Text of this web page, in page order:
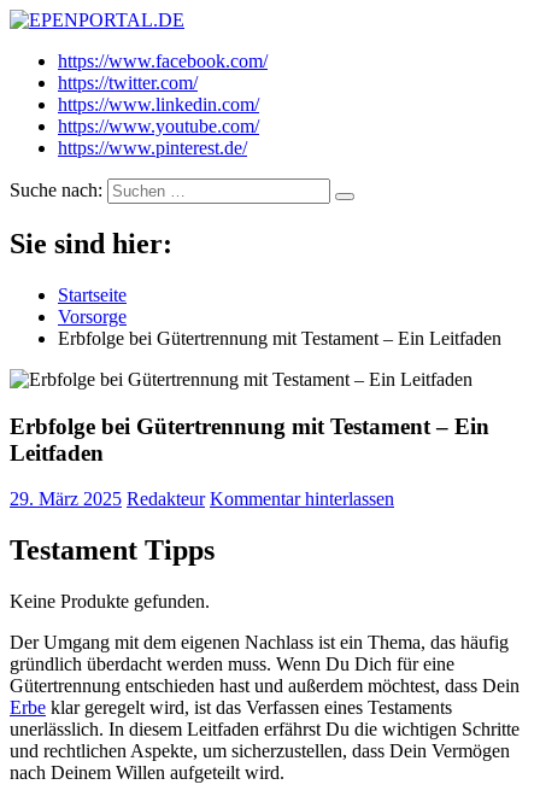
EPENPORTAL.DE
Epische News aus Politik, Finanzen & Gesellschaft
https://www.facebook.com/
https://twitter.com/
https://www.linkedin.com/
https://www.youtube.com/
https://www.pinterest.de/
Suche nach:
Sie sind hier:
Startseite
Vorsorge
Erbfolge bei Gütertrennung mit Testament – Ein Leitfaden
Erbfolge bei Gütertrennung mit Testament – Ein
Leitfaden
29. März 2025 Redakteur Kommentar hinterlassen
Testament Tipps
Keine Produkte gefunden.
Der Umgang mit dem eigenen Nachlass ist ein Thema, das häufig
gründlich überdacht werden muss. Wenn Du Dich für eine
Gütertrennung entschieden hast und außerdem möchtest, dass Dein
Erbe klar geregelt wird, ist das Verfassen eines Testaments
unerlässlich. In diesem Leitfaden erfährst Du die wichtigen Schritte
und rechtlichen Aspekte, um sicherzustellen, dass Dein Vermögen
nach Deinem Willen aufgeteilt wird.